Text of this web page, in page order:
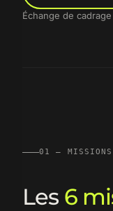
Échange de
01 — MISSIONS
Les 6